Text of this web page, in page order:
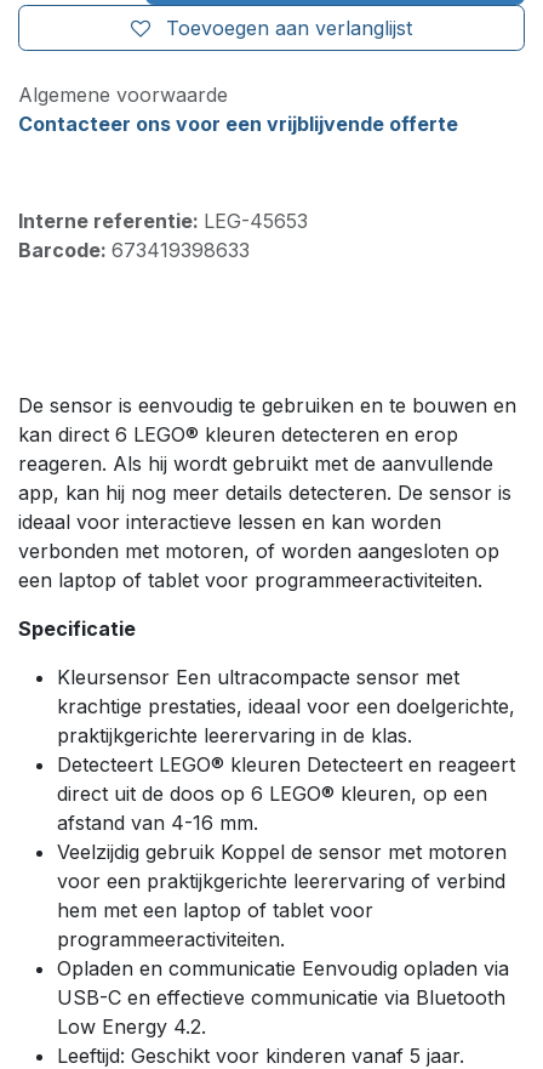
Toevoegen aan verlanglijst
Algemene voorwaarde
Contacteer ons voor een vrijblijvende offerte
Interne referentie: LEG-45653
Barcode: 673419398633
De sensor is eenvoudig te gebruiken en te bouwen en
kan direct 6 LEGO® kleuren detecteren en erop
reageren. Als hij wordt gebruikt met de aanvullende
app, kan hij nog meer details detecteren. De sensor is
ideaal voor interactieve lessen en kan worden
verbonden met motoren, of worden aangesloten op
een laptop of tablet voor programmeeractiviteiten.
Specificatie
Kleursensor Een ultracompacte sensor met
krachtige prestaties, ideaal voor een doelgerichte,
praktijkgerichte leerervaring in de klas.
Detecteert LEGO® kleuren Detecteert en reageert
direct uit de doos op 6 LEGO® kleuren, op een
afstand van 4-16 mm.
Veelzijdig gebruik Koppel de sensor met motoren
voor een praktijkgerichte leerervaring of verbind
hem met een laptop of tablet voor
programmeeractiviteiten.
Opladen en communicatie Eenvoudig opladen via
USB-C en effectieve communicatie via Bluetooth
Low Energy 4.2.
Leeftijd: Geschikt voor kinderen vanaf 5 jaar.